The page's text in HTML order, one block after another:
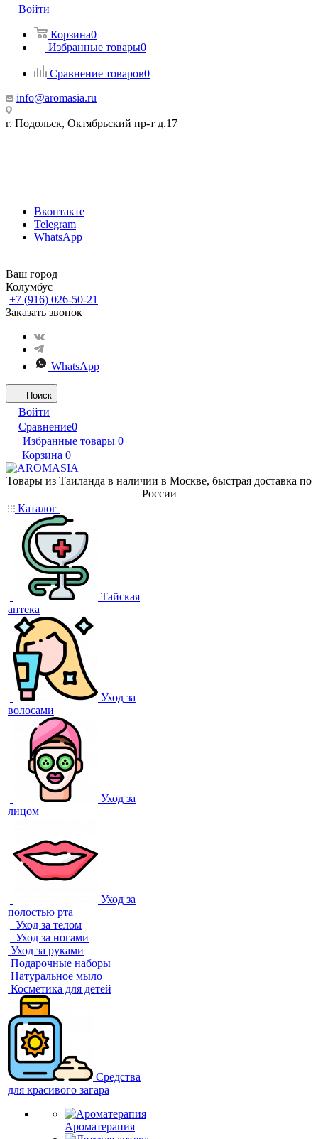
Войти
Корзина0
Избранные товары0
Сравнение товаров0
info@aromasia.ru
г. Подольск, Октябрьский пр-т д.17
Вконтакте
Telegram
WhatsApp
Ваш город
Колумбус
+7 (916) 026-50-21
Заказать звонок
WhatsApp
Поиск
Войти
Сравнение0
Избранные товары 0
Корзина 0
Товары из Таиланда в наличии в Москве, быстрая доставка по
России
Каталог
Тайская
аптека
Уход за
волосами
Уход за
лицом
Уход за
полостью рта
Уход за телом
Уход за ногами
Уход за руками
Подарочные наборы
Натуральное мыло
Косметика для детей
Средства
для красивого загара
Ароматерапия